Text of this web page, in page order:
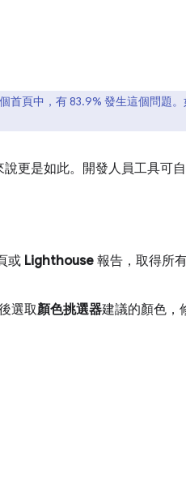
首頁中，有 83.9% 發生這個問題
更是如此。開發人員工具可
或 Lighthouse 報告，取得所
選取顏色挑選器建議的顏色，